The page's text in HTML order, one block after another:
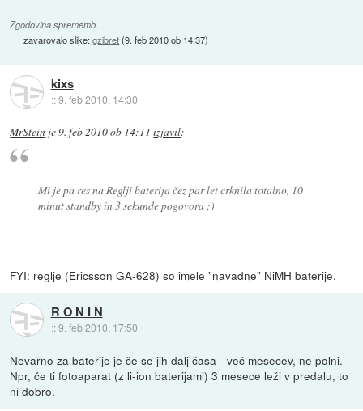
Zgodovina sprememb…
zavarovalo slike:gzibret(9. feb 2010 ob 14:37)
kixs
::9. feb 2010, 14:30
MrStein je9. feb 2010 ob 14:11 izjavil:
Mi je pa res na Reglji baterija čez par let crknila totalno, 10
minut standby in 3 sekunde pogovora ;)
FYI: reglje (Ericsson GA-628) so imele "navadne" NiMH baterije.
R O N I N
::9. feb 2010, 17:50
Nevarno za baterije je če se jih dalj časa - več mesecev, ne polni.
Npr, če ti fotoaparat (z li-ion baterijami) 3 mesece leži v predalu, to
ni dobro.